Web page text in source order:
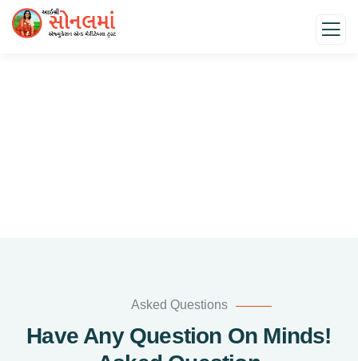
Asked Questions
Have Any Question On Minds!